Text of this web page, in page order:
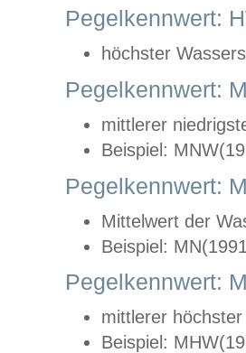
Pegelkennwert:
höchster
Pegelkennwert:
mittlerer
Beispiel:
Pegelkennwert:
Mittelwert der
Beispiel:
Pegelkennwert:
mittlerer
Beispiel: